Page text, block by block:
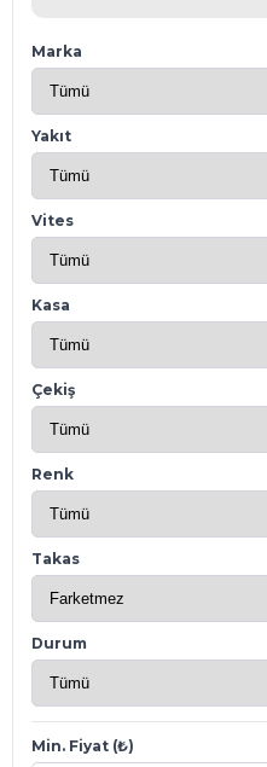
Marka
Yakıt
Vites
Kasa
Çekiş
Renk
Takas
Durum
Min. Fiyat (₺)